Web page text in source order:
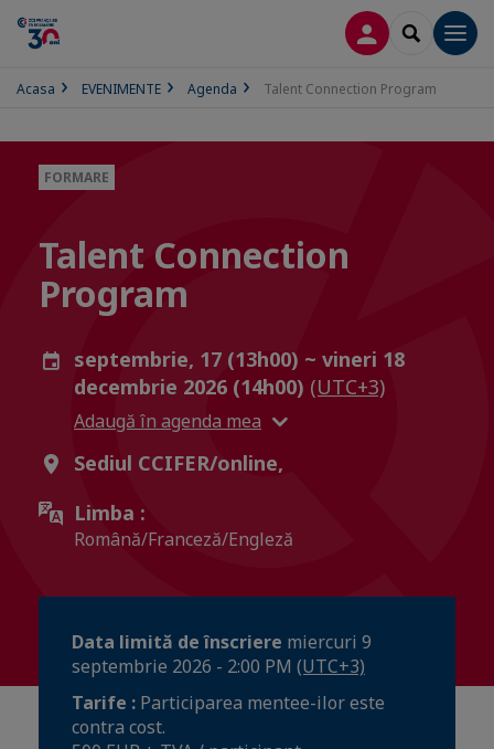
CONECTARE
SEARCH
Acasa EVENIMENTE Agenda Talent Connection Program
FORMARE
Talent Connection
Program
septembrie, 17 (13h00) ~ vineri 18
decembrie 2026 (14h00) (UTC+3)
Adaugă în agenda mea
Sediul CCIFER/online,
Limba :
Română/Franceză/Engleză
Data limită de înscriere miercuri 9
septembrie 2026 - 2:00 PM (UTC+3)
Tarife : Participarea mentee-ilor este
contra cost.